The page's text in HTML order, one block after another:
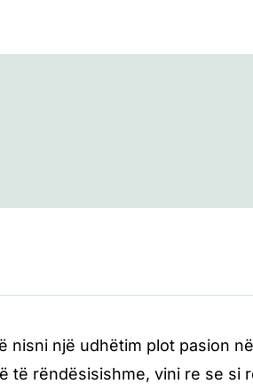
nisni një udhëtim plot pasion
të rëndësisishme, vini re se si